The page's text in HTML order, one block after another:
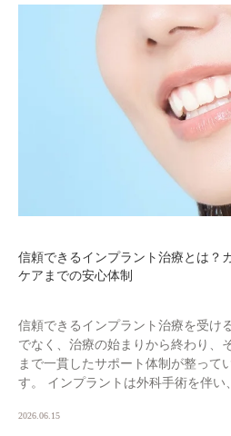
信頼できるインプラント治療とは？
ケアまでの安心体制
信頼できるインプラント治療を受け
でなく、治療の始まりから終わり、
まで一貫したサポート体制が整って
す。 インプラントは外科手術を伴
2026.06.15